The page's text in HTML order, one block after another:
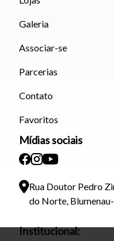
Galeria
Associar-se
Parcerias
Contato
Favoritos
Mídias sociais
Rua Doutor Pedro
do Norte,
Institucional: